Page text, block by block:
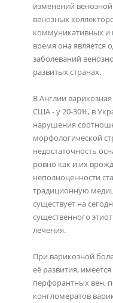
изменений
венозных
коммуникативных и
время она является
заболеваний
развитых странах.
В Англии варикозная
США - у 20-30%, в
нарушения
морфологической
недостаточность
ровно как и их
неполноценности
традиционную
существует на
существенного
лечения.
При варикозной
её развития,
перфорантных вен,
конгломератов